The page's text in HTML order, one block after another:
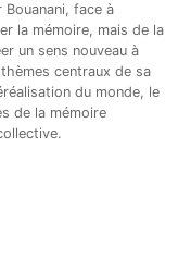
face à
la mémoire, mais de la
un sens nouveau à
centraux de sa
du monde, le
de la mémoire